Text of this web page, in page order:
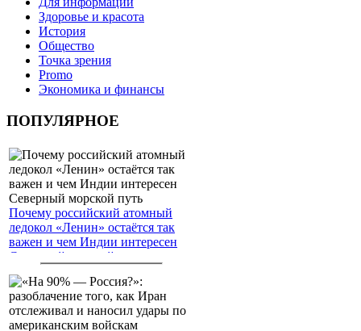
Здоровье и красота
История
Общество
Точка зрения
Promo
Экономика и финансы
ПОПУЛЯРНОЕ
Почему российский атомный
ледокол «Ленин» остаётся так
важен и чем Индии интересен
Северный морской путь